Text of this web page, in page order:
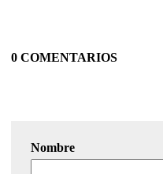
0 COMENTARIOS
Nombre